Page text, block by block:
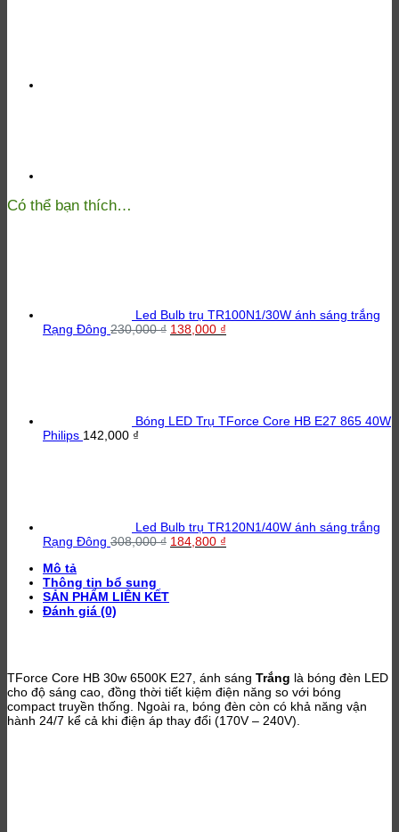
Có thể bạn thích…
Led Bulb trụ TR100N1/30W ánh sáng trắng
Rạng Đông 230,000₫ Giá
138,000 ₫
Bóng LED Trụ TForce Core HB E27 865 40W
Philips 142,000 ₫
Led Bulb trụ TR120N1/40W ánh sáng trắng
Rạng Đông 308,000₫ Giá
184,800 ₫
Mô tả
Thông tin bổ sung
SẢN PHẨM LIÊN KẾT
Đánh giá (0)
TForce Core HB 30w 6500K E27, ánh sáng Trắng là bóng đèn LED
cho độ sáng cao, đồng thời tiết kiệm điện năng so với bóng
compact truyền thống. Ngoài ra, bóng đèn còn có khả năng vận
hành 24/7 kể cả khi điện áp thay đổi (170V – 240V).